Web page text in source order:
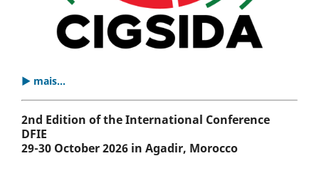
▶ mais...
2nd Edition of the International Conference
DFIE
29-30 October 2026 in Agadir, Morocco